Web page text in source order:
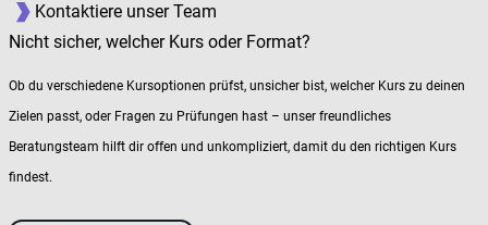
Kontaktiere unser Team
Nicht sicher, welcher Kurs oder Format?
Ob du verschiedene Kursoptionen prüfst, unsicher bist, welcher Kurs zu deinen
Zielen passt, oder Fragen zu Prüfungen hast – unser freundliches
Beratungsteam hilft dir offen und unkompliziert, damit du den richtigen Kurs
findest.